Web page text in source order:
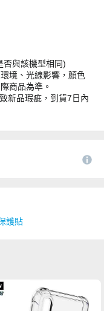
否與該機型相同)
境、光線影響，顏色
商品為準。
新品瑕疵，到貨7日內
護貼